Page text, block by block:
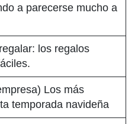
a parecerse mucho a
los regalos
Los más
temporada navideña